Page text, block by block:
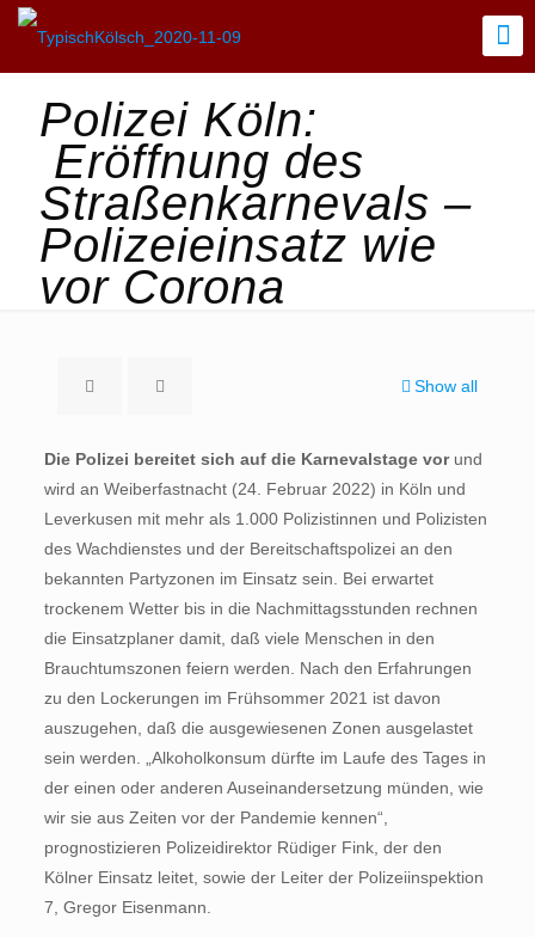
Polizei Köln:
Eröffnung des
Straßenkarnevals –
Polizeieinsatz wie
vor Corona
Show all
Die Polizei bereitet sich auf die Karnevalstage vor und
wird an Weiberfastnacht (24. Februar 2022) in Köln und
Leverkusen mit mehr als 1.000 Polizistinnen und Polizisten
des Wachdienstes und der Bereitschaftspolizei an den
bekannten Partyzonen im Einsatz sein. Bei erwartet
trockenem Wetter bis in die Nachmittagsstunden rechnen
die Einsatzplaner damit, daß viele Menschen in den
Brauchtumszonen feiern werden. Nach den Erfahrungen
zu den Lockerungen im Frühsommer 2021 ist davon
auszugehen, daß die ausgewiesenen Zonen ausgelastet
sein werden. „Alkoholkonsum dürfte im Laufe des Tages in
der einen oder anderen Auseinandersetzung münden, wie
wir sie aus Zeiten vor der Pandemie kennen“,
prognostizieren Polizeidirektor Rüdiger Fink, der den
Kölner Einsatz leitet, sowie der Leiter der Polizeiinspektion
7, Gregor Eisenmann.